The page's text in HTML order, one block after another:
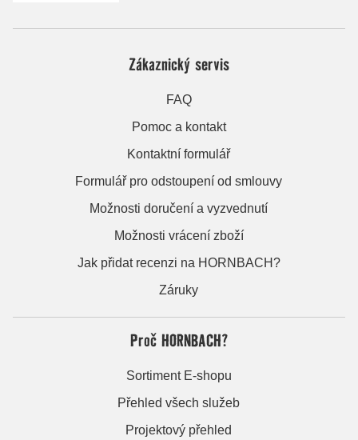
Zákaznický servis
FAQ
Pomoc a kontakt
Kontaktní formulář
Formulář pro odstoupení od smlouvy
Možnosti doručení a vyzvednutí
Možnosti vrácení zboží
Jak přidat recenzi na HORNBACH?
Záruky
Proč HORNBACH?
Sortiment E-shopu
Přehled všech služeb
Projektový přehled